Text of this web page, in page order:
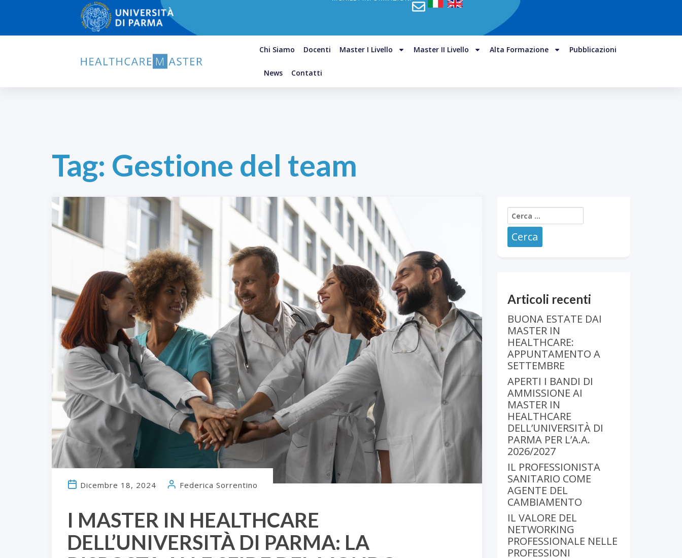
Chi Siamo Docenti Master I Livello Master II Livello Alta Formazione Pubblicazioni
News Contatti
Tag: Gestione del team
I MASTER IN HEALTHCARE
DELL’UNIVERSITÀ DI PARMA: LA
Dicembre 18, 2024 Federica Sorrentino
Articoli recenti
BUONA ESTATE DAI
MASTER IN
HEALTHCARE:
APPUNTAMENTO A
SETTEMBRE
APERTI I BANDI DI
AMMISSIONE AI
MASTER IN
HEALTHCARE
DELL’UNIVERSITÀ DI
PARMA PER L’A.A.
2026/2027
IL PROFESSIONISTA
SANITARIO COME
AGENTE DEL
CAMBIAMENTO
IL VALORE DEL
NETWORKING
PROFESSIONALE NELLE
PROFESSIONI